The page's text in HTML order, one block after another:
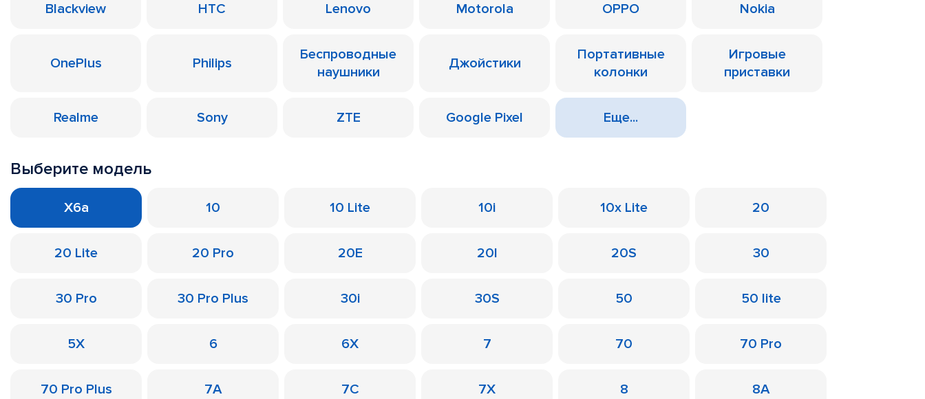
Blackview HTC Lenovo Motorola OPPO Nokia
OnePlus Philips
Беспроводные
наушники
Джойстики
Портативные
колонки
Игровые
приставки
Realme Sony ZTE Google Pixel Еще...
Выберите модель
X6a 10 10 Lite 10i 10x Lite 20
20 Lite 20 Pro 20E 20I 20S 30
30 Pro 30 Pro Plus 30i 30S 50 50 lite
5X 6 6X 7 70 70 Pro
70 Pro Plus 7A 7C 7X 8 8A